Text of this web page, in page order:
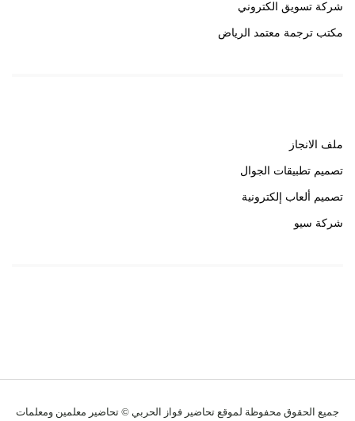
شركة تسويق الكتروني
مكتب ترجمة معتمد الرياض
ملف الانجاز
تصميم تطبيقات الجوال
تصميم ألعاب إلكترونية
شركة سيو
جميع الحقوق محفوظة لموقع تحاضير فواز الحربي © تحاضير معلمين ومعلمات